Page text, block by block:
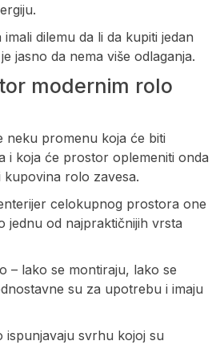
dilemu da li da kupiti jedan
jasno da nema više odlaganja.
modernim rolo
neku promenu koja će biti
i koja će prostor oplemeniti onda
rolo zavesa.
celokupnog prostora one
jednu od najpraktičnijih vrsta
– lako se montiraju, lako se
su za upotrebu i imaju
ispunjavaju svrhu kojoj su